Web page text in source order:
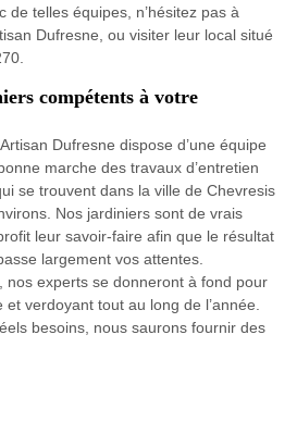
de telles équipes, n’hésitez pas à
Dufresne, ou visiter leur local situé
compétents à votre
Dufresne dispose d’une équipe
marche des travaux d’entretien
se trouvent dans la ville de Chevresis
Nos jardiniers sont de vrais
leur savoir-faire afin que le résultat
largement vos attentes.
nos experts se donneront à fond pour
verdoyant tout au long de l’année.
besoins, nous saurons fournir des